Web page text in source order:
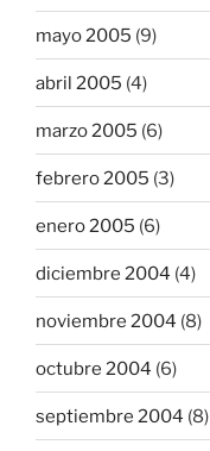
mayo 2005 (9)
abril 2005 (4)
marzo 2005 (6)
febrero 2005 (3)
enero 2005 (6)
diciembre 2004 (4)
noviembre 2004 (8)
octubre 2004 (6)
septiembre 2004 (8)